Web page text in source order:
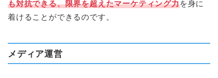
も対抗できる、限界を超えたマーケティング力を身に
着けることができるのです。
メディア運営